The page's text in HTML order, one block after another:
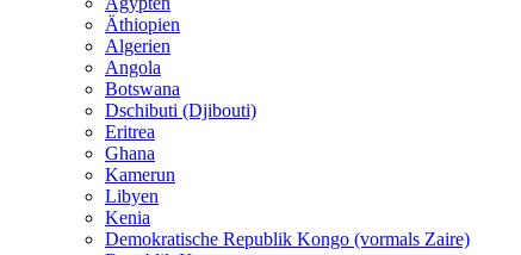
Äthiopien
Algerien
Angola
Botswana
Dschibuti (Djibouti)
Eritrea
Ghana
Kamerun
Libyen
Kenia
Demokratische Republik Kongo (vormals Zaire)